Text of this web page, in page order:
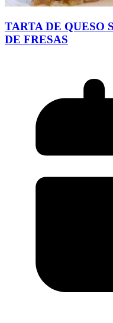
TARTA DE QUESO
DE FRESAS